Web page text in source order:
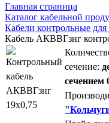
Главная страница
Каталог кабельной
Кабели контрольные
Кабель АКВВГзнг
сечение:
сечением